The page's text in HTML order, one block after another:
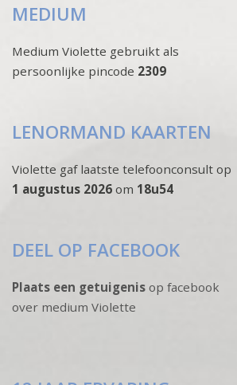
MEDIUM
Medium Violette gebruikt als
persoonlijke pincode 2309
LENORMAND KAARTEN
Violette gaf laatste telefoonconsult op
1 augustus 2026 om 18u54
DEEL OP FACEBOOK
Plaats een getuigenis op facebook
over medium Violette